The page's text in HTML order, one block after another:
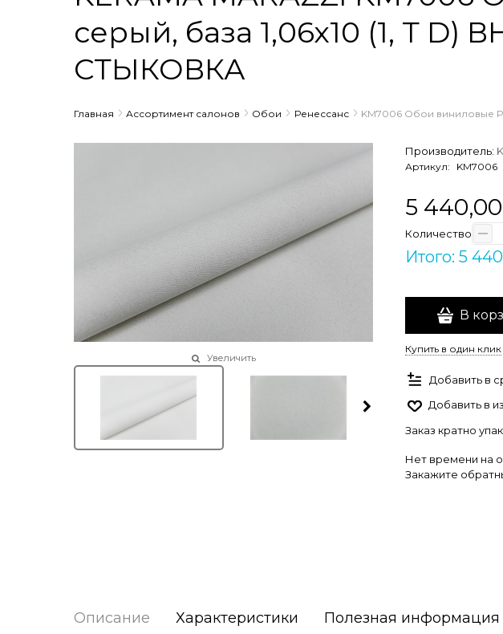
серый, база 1,06х10 (1, Т
СТЫКОВКА
Главная Ассортимент салонов Обои Ренессанс KM7006 Обои виниловые
Увеличить
Производитель:
Артикул: KM7006
5 440,00
Количество
Итого: 5
В
Купить в один клик
Добавить в
Добавить в
Заказ кратно
Нет времени на
Закажите
Описание Характеристики Полезная информация